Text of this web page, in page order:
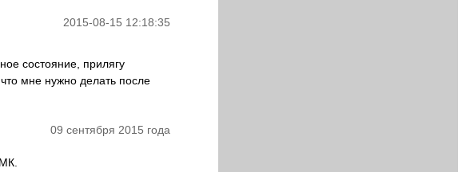
2015-08-15 12:18:35
состояние, прилягу
мне нужно делать после
09 сентября 2015 года